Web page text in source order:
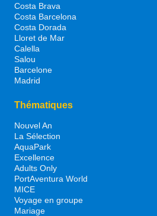
Costa Brava
Costa Barcelona
Costa Dorada
Lloret de Mar
Calella
Salou
Barcelone
Madrid
Thématiques
Nouvel An
La Sélection
AquaPark
Excellence
Adults Only
PortAventura World
MICE
Voyage en groupe
Mariage